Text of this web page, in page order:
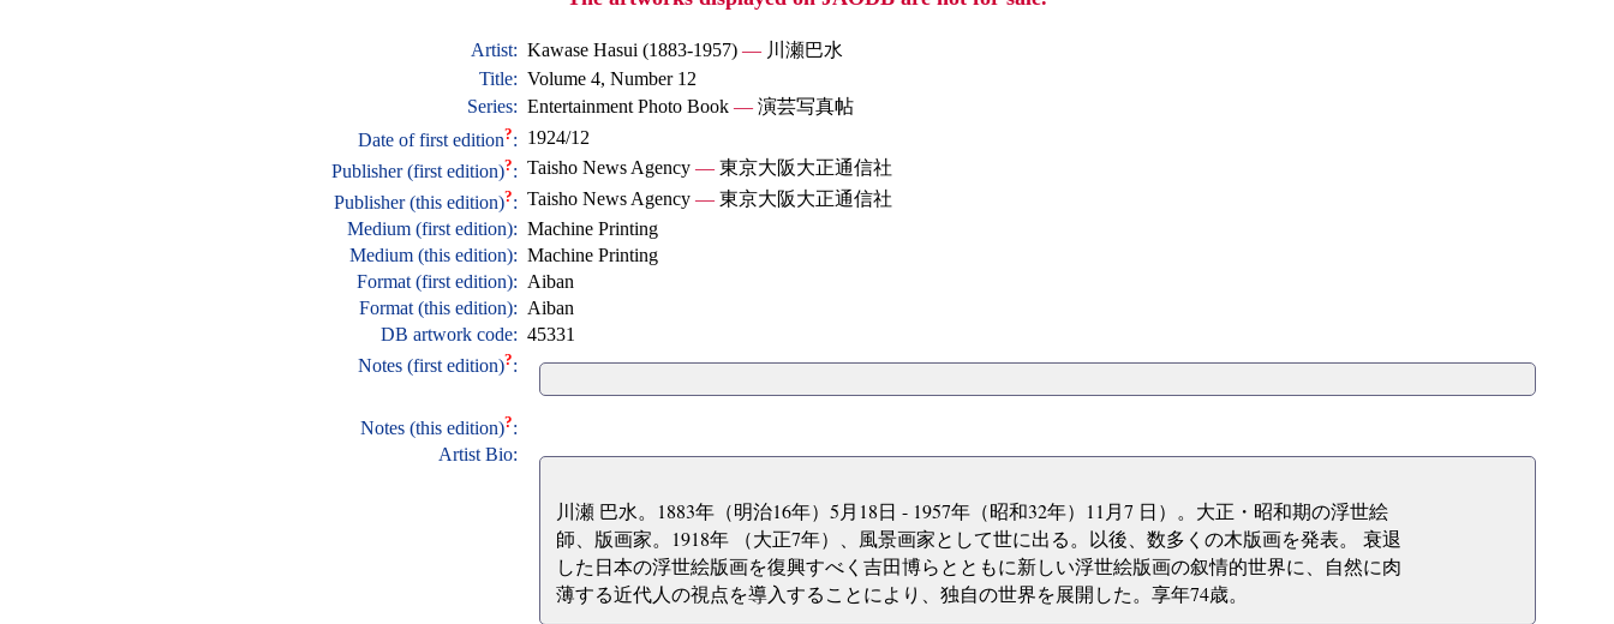
Artist: Kawase Hasui (1883-1957) —川瀬巴水
Title: Volume 4, Number 12
Series: Entertainment Photo Book —演芸写真帖
Date of first edition?: 1924/12
Publisher (first edition)?: Taisho News Agency —東京大阪大正通信社
Publisher (this edition)?: Taisho News Agency —東京大阪大正通信社
Medium (first edition): Machine Printing
Medium (this edition): Machine Printing
Format (first edition): Aiban
Format (this edition): Aiban
DB artwork code: 45331
Notes (first edition)?:
Notes (this edition)?:
Artist Bio:
川瀬 巴水。1883年（明治16年）5月18日 - 1957年（昭和32年）11月7 日）。大正・昭和期の浮世絵
師、版画家。1918年 （大正7年）、風景画家として世に出る。以後、数多くの木版画を発表。 衰退
した日本の浮世絵版画を復興すべく吉田博らとともに新しい浮世絵版画の叙情的世界に、自然に肉
薄する近代人の視点を導入することにより、独自の世界を展開した。享年74歳。